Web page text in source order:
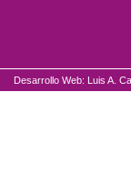
Desarrollo Web: Luis